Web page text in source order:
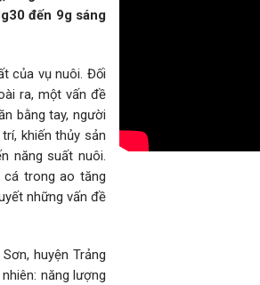
đến 9g sáng
của vụ nuôi. Đối
ra, một vấn đề
bằng tay, người
khiến thủy sản
năng suất nuôi.
cá trong ao tăng
những vấn đề
huyện Trảng
năng lượng